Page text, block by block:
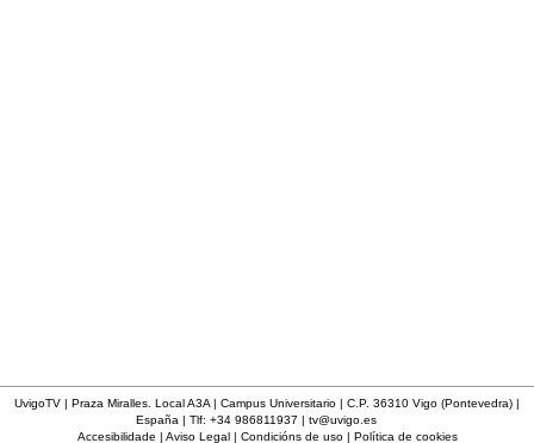
UvigoTV | Praza Miralles. Local A3A | Campus Universitario | C.P. 36310 Vigo (Pontevedra) |
España | Tlf: +34 986811937 | tv@uvigo.es
Accesibilidade | Aviso Legal| Condicións de uso| Política de cookies